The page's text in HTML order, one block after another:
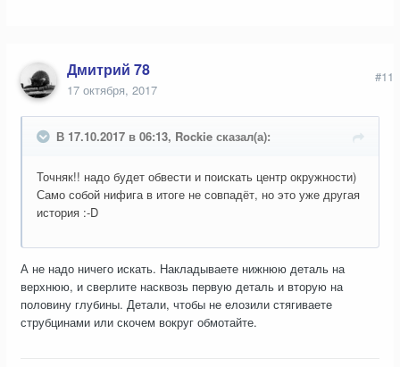
Дмитрий 78
17 октября, 2017
#11
В 17.10.2017 в 06:13, Rockie сказал(а):
Точняк!! надо будет обвести и поискать центр окружности)
Само собой нифига в итоге не совпадёт, но это уже другая
история :-D
А не надо ничего искать. Накладываете нижнюю деталь на
верхнюю, и сверлите насквозь первую деталь и вторую на
половину глубины. Детали, чтобы не елозили стягиваете
струбцинами или скочем вокруг обмотайте.